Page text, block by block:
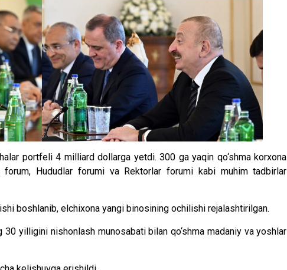
portfeli 4 milliard dollarga yetdi. 300 ga yaqin qo‘shma korxona
forum, Hududlar forumi va Rektorlar forumi kabi muhim tadbirlar
boshlanib, elchixona yangi binosining ochilishi rejalashtirilgan.
30 yilligini nishonlash munosabati bilan qo‘shma madaniy va yoshlar